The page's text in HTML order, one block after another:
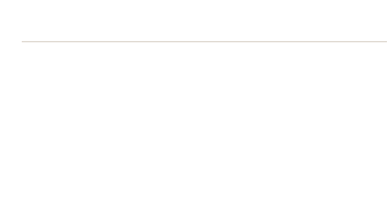
ください笑 @zimamine 臨月を迎える7月から みねは